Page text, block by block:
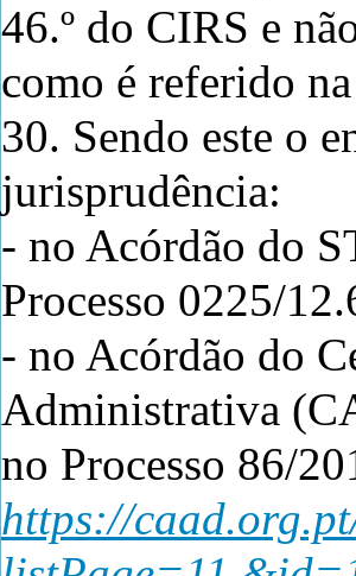
46.º do CIRS e
como é referido
30. Sendo este o
jurisprudência:
- no Acórdão do
Processo 0225/
- no Acórdão do
Administrativa
no Processo 86/
https://